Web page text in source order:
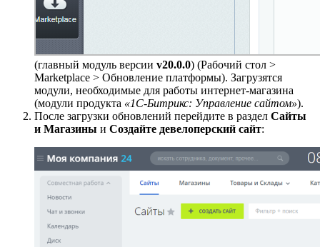
(главный модуль версии v20.0.0) (Рабочий стол >
Marketplace > Обновление платформы). Загрузятся
модули, необходимые для работы интернет-магазина
(модули продукта «1С-Битрикс: Управление сайтом»).
После загрузки обновлений перейдите в раздел Сайты
и Магазины и Создайте девелоперский сайт: